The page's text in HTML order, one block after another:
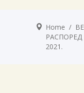
Home /
2021.